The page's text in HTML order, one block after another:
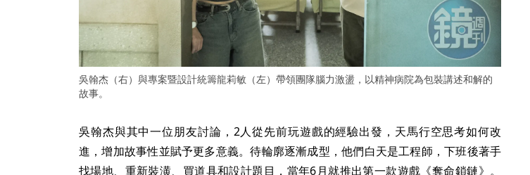
吳翰杰（右）與專案暨設計統籌龍莉敏（左）帶領團隊腦力激盪，以精神病院為包裝講述和解的
故事。
吳翰杰與其中一位朋友討論，2人從先前玩遊戲的經驗出發，天馬行空思考如何改
進，增加故事性並賦予更多意義。待輪廓逐漸成型，他們白天是工程師，下班後著手
找場地、重新裝潢、買道具和設計題目，當年6月就推出第一款遊戲《奪命鎖鏈》。